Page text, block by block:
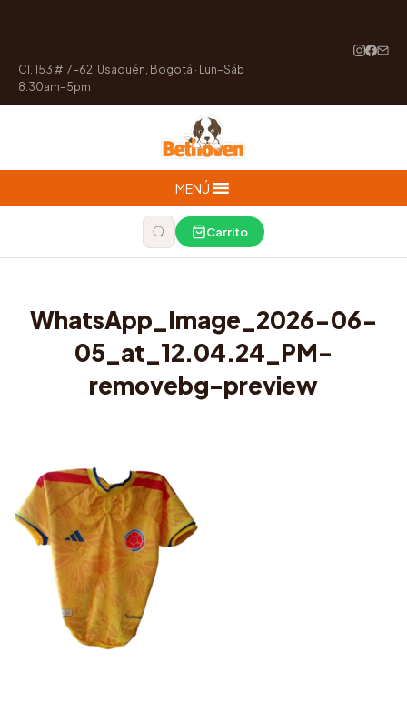
Cl. 153 #17-62, Usaquén, Bogotá · Lun–Sáb
8:30am–5pm
MENÚ
Carrito
WhatsApp_Image_2026-06-
05_at_12.04.24_PM-
removebg-preview